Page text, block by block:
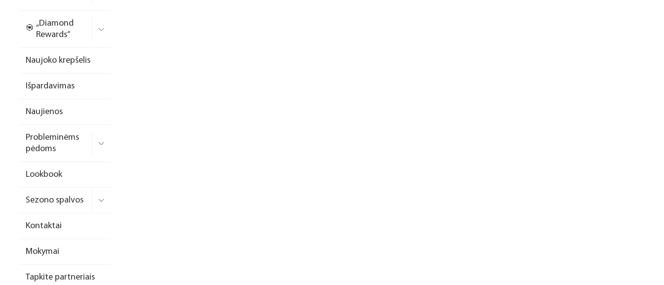
formelės/priedai
Dildės
Įrankiai
Laufwunder pėdų priežiūra
priemonės
Rinkiniai
„Diamond
Rewards“
Naujoko krepšelis
Išpardavimas
Naujienos
Probleminėms
pėdoms
Lookbook
Sezono spalvos
Kontaktai
Mokymai
Tapkite partneriais